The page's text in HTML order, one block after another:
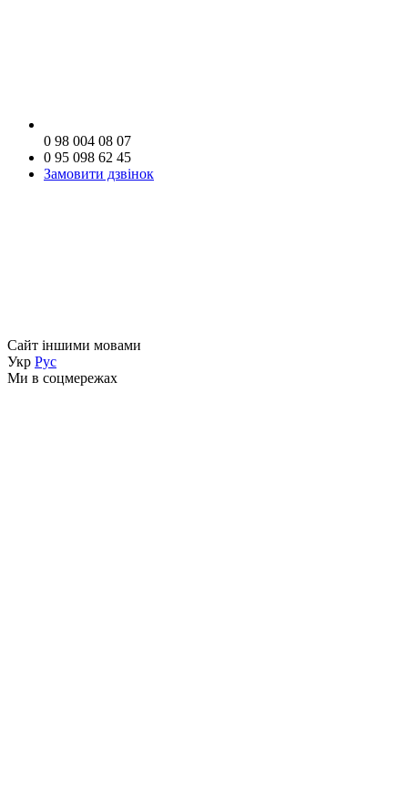
0 98 004 08 07
0 95 098 62 45
Замовити дзвінок
Сайт іншими мовами
Укр Рус
Ми в соцмережах